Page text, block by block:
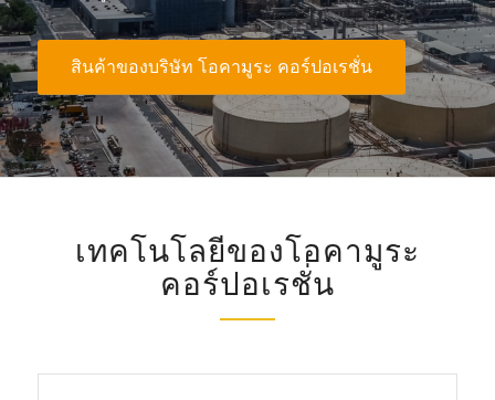
สินค้าของบริษัท โอคามูระ คอร์ปอเรชั่น
เทคโนโลยีของโอคามูระ
คอร์ปอเรชั่น